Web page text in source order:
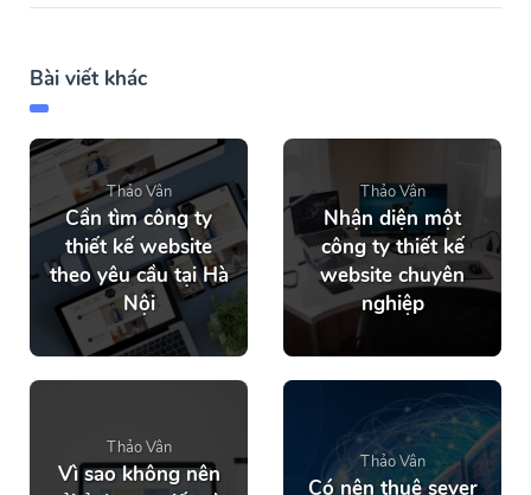
Bài viết khác
Thảo Vân
Cần tìm công ty
thiết kế website
theo yêu cầu tại Hà
Nội
Thảo Vân
Nhận diện một
công ty thiết kế
website chuyên
nghiệp
Thảo Vân
Vì sao không nên
Thảo Vân
Có nên thuê sever